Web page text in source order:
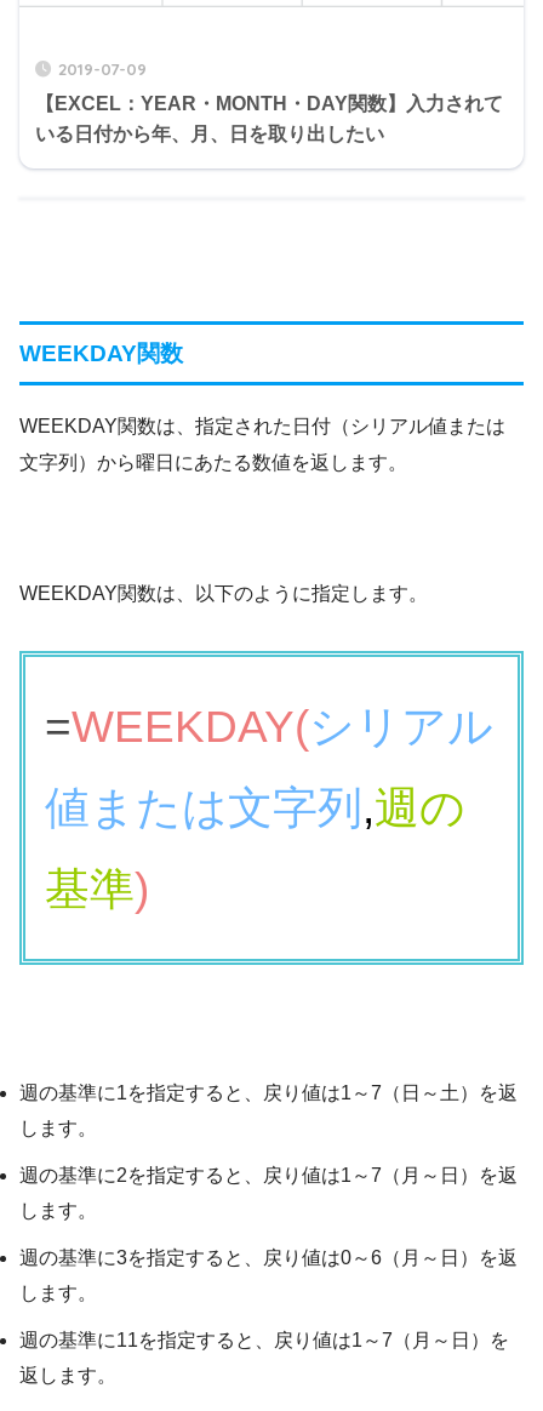
2019-07-09
【EXCEL：YEAR・MONTH・DAY関数】入力されて
いる日付から年、月、日を取り出したい
WEEKDAY関数
WEEKDAY関数は、指定された日付（シリアル値または
文字列）から曜日にあたる数値を返します。
WEEKDAY関数は、以下のように指定します。
=WEEKDAY(シリアル
値または文字列 ,週の
基準)
週の基準に1を指定すると、戻り値は1～7（日～土）を返
します。
週の基準に2を指定すると、戻り値は1～7（月～日）を返
します。
週の基準に3を指定すると、戻り値は0～6（月～日）を返
します。
週の基準に11を指定すると、戻り値は1～7（月～日）を
返します。